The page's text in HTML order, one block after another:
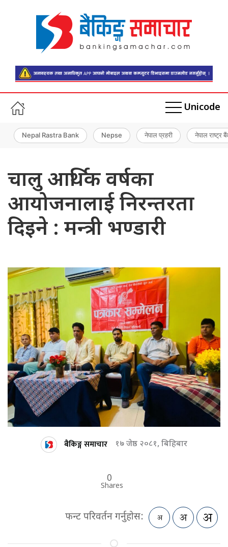
Unicode
Nepal Rastra Bank Nepse नेपाल प्रहरी नेपाल राष्ट्र
चालु आर्थिक वर्षका
आयोजनालाई निरन्तरता
दिइने : मन्त्री भण्डारी
बैकिङ्ग समाचार १७ जेष्ठ २०८१, बिहिबार
0
Shares
फन्ट परिवर्तन गर्नुहोस: